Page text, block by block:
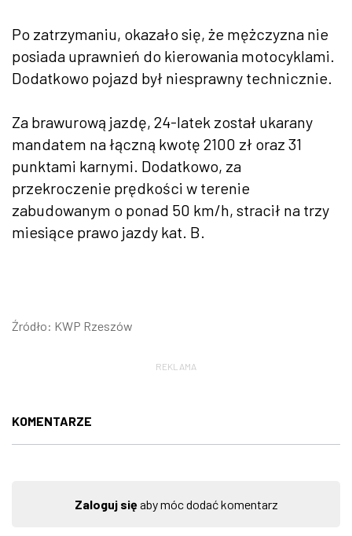
Po zatrzymaniu, okazało się, że mężczyzna nie
posiada uprawnień do kierowania motocyklami.
Dodatkowo pojazd był niesprawny technicznie.
Za brawurową jazdę, 24-latek został ukarany
mandatem na łączną kwotę 2100 zł oraz 31
punktami karnymi. Dodatkowo, za
przekroczenie prędkości w terenie
zabudowanym o ponad 50 km/h, stracił na trzy
miesiące prawo jazdy kat. B.
Źródło: KWP Rzeszów
REKLAMA
KOMENTARZE
Zaloguj sięaby móc dodać komentarz